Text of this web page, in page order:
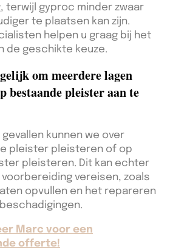
terwijl gyproc minder zwaar
te plaatsen kan zijn.
helpen u graag bij het
de geschikte keuze.
om meerdere lagen
bestaande pleister aan te
gevallen kunnen we over
pleister pleisteren of op
pleisteren. Dit kan echter
vereisen, zoals
opvullen en het repareren
Marc voor een
offerte!